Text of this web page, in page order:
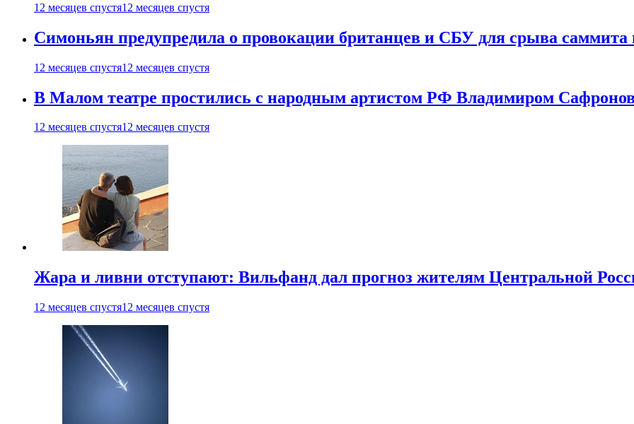
12 месяцев спустя12 месяцев спустя
Симоньян предупредила о провокации британцев и СБУ для срыва саммита
12 месяцев спустя12 месяцев спустя
В Малом театре простились с народным артистом РФ Владимиром
12 месяцев спустя12 месяцев спустя
Жара и ливни отступают: Вильфанд дал прогноз жителям Центральной
12 месяцев спустя12 месяцев спустя